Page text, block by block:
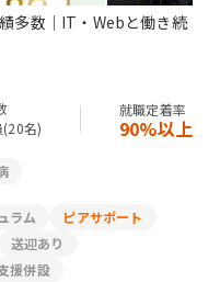
多数｜IT・Webと働き続
(20名)
就職定着率
90%以上
ラム
ピアサポート
送迎あり
援併設